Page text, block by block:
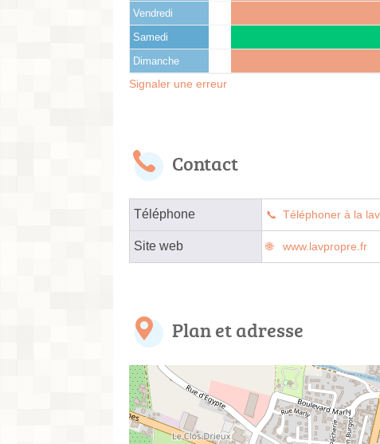
Vendredi
Samedi
Dimanche
Signaler une erreur
Contact
Téléphone Téléphoner à la
Site web www.lavpropre.fr
Plan et adresse